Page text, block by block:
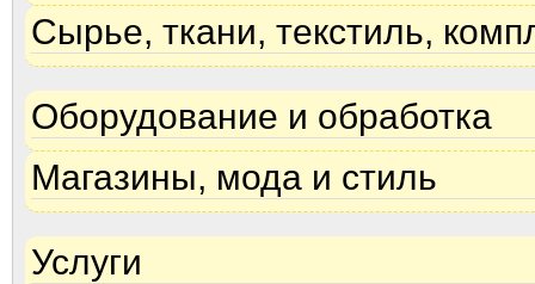
Сырье, ткани, текстиль,
Оборудование и обработка
Магазины, мода и стиль
Услуги